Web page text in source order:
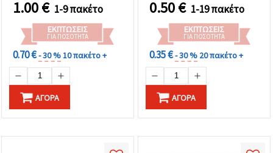
1.00€ 1-9 πακέτο
ΕΚΠΤΏΣΕΙΣ
ΓΙΑ ΠΟΣΌΤΗΤΑ
0.70 €- 30 %10 πακέτο +
ΑΓΟΡΆ
0.50€ 1-19 πακέτο
ΕΚΠΤΏΣΕΙΣ
ΓΙΑ ΠΟΣΌΤΗΤΑ
0.35 €- 30 % 20 πακέτο +
ΑΓΟΡΆ